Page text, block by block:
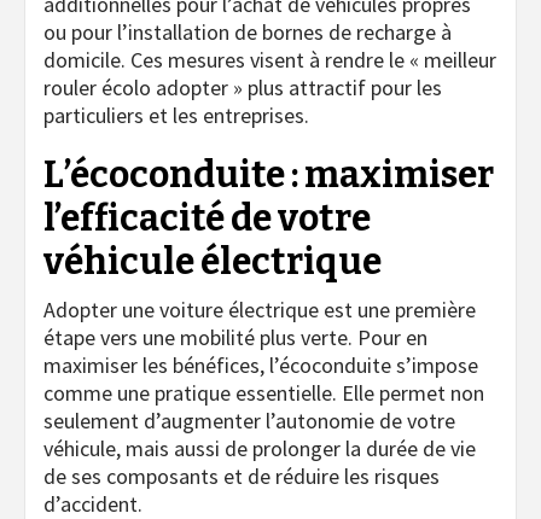
ou pour l’installation de bornes de recharge à
domicile. Ces mesures visent à rendre le « meilleur
rouler écolo adopter » plus attractif pour les
particuliers et les entreprises.
L’écoconduite : maximiser
l’efficacité de votre
véhicule électrique
Adopter une voiture électrique est une première
étape vers une mobilité plus verte. Pour en
maximiser les bénéfices, l’écoconduite s’impose
comme une pratique essentielle. Elle permet non
seulement d’augmenter l’autonomie de votre
véhicule, mais aussi de prolonger la durée de vie
de ses composants et de réduire les risques
d’accident.